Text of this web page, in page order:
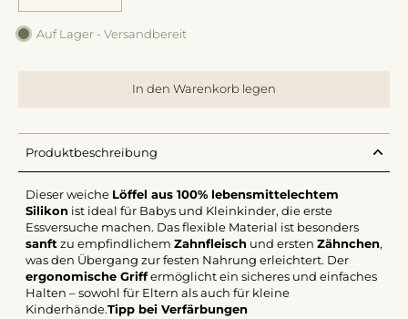
Auf Lager - Versandbereit
In den Warenkorb legen
Produktbeschreibung
Dieser weiche Löffel aus 100% lebensmittelechtem
Silikon ist ideal für Babys und Kleinkinder, die erste
Essversuche machen. Das flexible Material ist besonders
sanft zu empfindlichem Zahnfleisch und ersten Zähnchen,
was den Übergang zur festen Nahrung erleichtert. Der
ergonomische Griffermöglicht ein sicheres und einfaches
Halten – sowohl für Eltern als auch für kleine
Kinderhände.Tipp bei Verfärbungen